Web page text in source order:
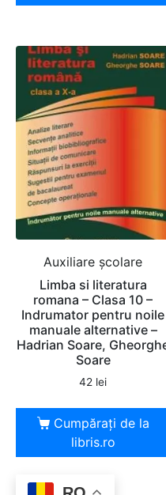
Auxiliare şcolare
Limba si literatura
romana – Clasa 10 –
Indrumator pentru noile
manuale alternative –
Hadrian Soare,
Soare
42 lei
Cumpărați de la
libris.ro